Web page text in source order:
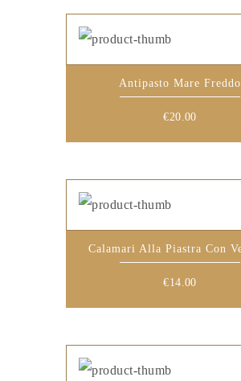
Antipasto Mare Freddo
€20.00
Calamari Alla Piastra Con
€14.00